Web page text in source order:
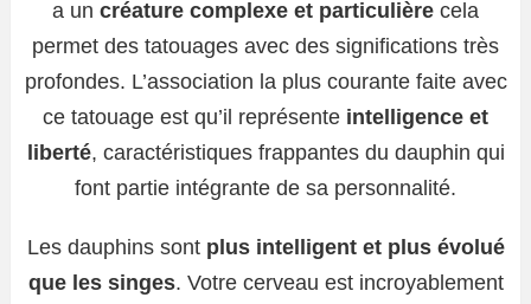
a un créature complexe et particulière cela
permet des tatouages ​​avec des significations très
profondes. L’association la plus courante faite avec
ce tatouage est qu’il représente intelligence et
liberté, caractéristiques frappantes du dauphin qui
font partie intégrante de sa personnalité.
Les dauphins sont plus intelligent et plus évolué
que les singes. Votre cerveau est incroyablement